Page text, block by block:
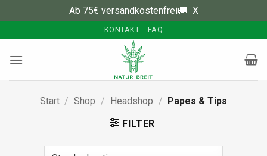
Ab 75€ versandkostenfrei🚚 X
Inhalt
springen
KONTAKT FAQ
Start / Shop / Headshop / Papes & Tips
FILTER